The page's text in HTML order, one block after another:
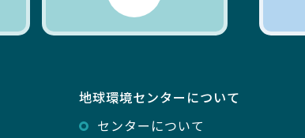
地球環境センターについて
センターについて